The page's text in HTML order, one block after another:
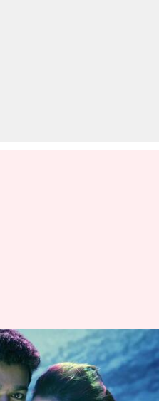
మూవీ, ఈ సారి
12:26 pm